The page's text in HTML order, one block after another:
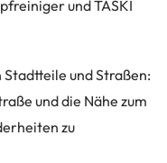
und TASKI
und Straßen:
und die Nähe zum
zu